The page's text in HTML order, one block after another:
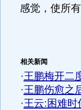
感觉，使所
相关新闻
·王鹏梅开二
·王鹏伤愈之
·王云:困难时